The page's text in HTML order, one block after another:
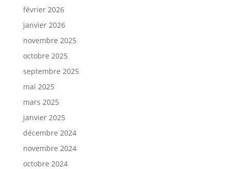
février 2026
janvier 2026
novembre 2025
octobre 2025
septembre 2025
mai 2025
mars 2025
janvier 2025
décembre 2024
novembre 2024
octobre 2024